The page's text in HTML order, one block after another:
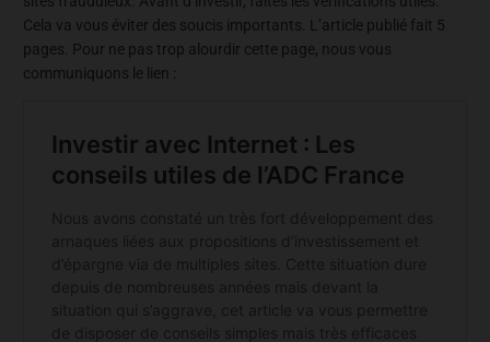
Cela va vous éviter des soucis importants. L’article publié fait 5
pages. Pour ne pas trop alourdir cette page, nous vous
communiquons le lien :